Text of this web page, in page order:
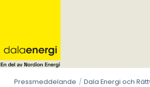
content
Pressmeddelande